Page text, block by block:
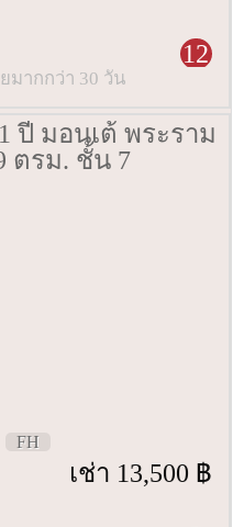
12
มากกว่า 30 วัน
ปี มอนเต้ พระราม
ตรม. ชั้น 7
FH
เช่า 13,500 ฿